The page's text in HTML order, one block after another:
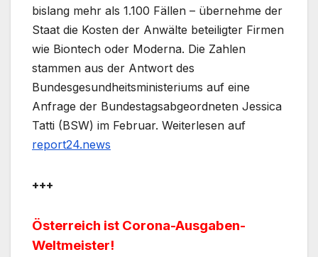
bislang mehr als 1.100 Fällen – übernehme der
Staat die Kosten der Anwälte beteiligter Firmen
wie Biontech oder Moderna. Die Zahlen
stammen aus der Antwort des
Bundesgesundheitsministeriums auf eine
Anfrage der Bundestagsabgeordneten Jessica
Tatti (BSW) im Februar. Weiterlesen auf
report24.news
+++
Österreich ist Corona-Ausgaben-
Weltmeister!